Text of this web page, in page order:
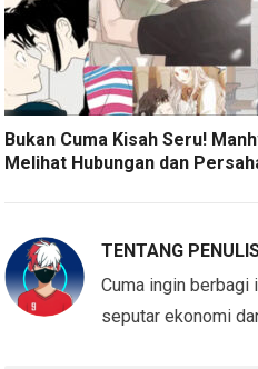
Bukan Cuma Kisah Seru!
Melihat Hubungan dan
TENTANG
Cuma ingin berbagi
seputar ekonomi